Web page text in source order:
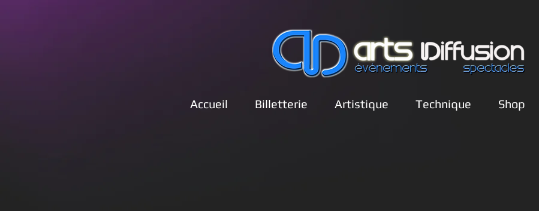
Accueil Billetterie Artistique Technique Shop